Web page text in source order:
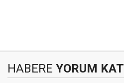
HABERE YORUM KAT